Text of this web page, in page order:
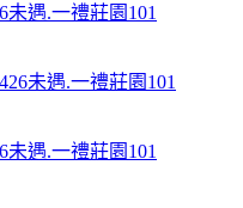
遇.一禮莊園101
遇.一禮莊園101